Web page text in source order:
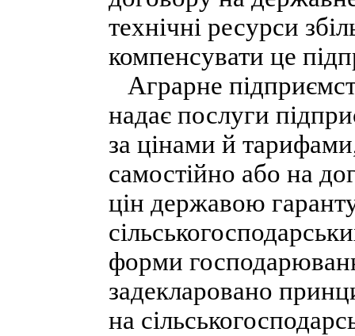
технічні ресурси
компенсувати це
Аграрне
надає послуги
за цінами й
самостійно або на
цін державою
форми
задекларовано
на